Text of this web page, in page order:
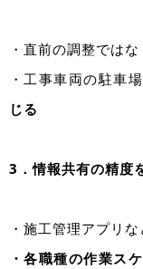
・直前の調整では
・工事車両の駐車
じる
3．情報共有の精度
・施工管理アプリ
・各職種の作業ス